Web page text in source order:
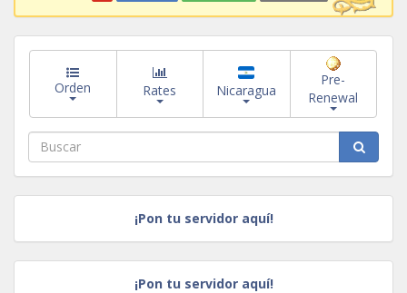
Orden Rates Nicaragua
Pre-
Renewal
¡Pon tu servidor aquí!
¡Pon tu servidor aquí!